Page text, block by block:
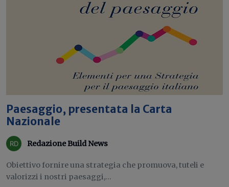
Paesaggio, presentata la Carta
Nazionale
Redazione Build News
Obiettivo fornire una strategia che promuova, tuteli e
valorizzi i nostri paesaggi,...